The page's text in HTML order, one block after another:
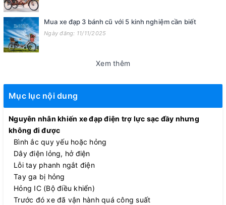
Mua xe đạp 3 bánh cũ với 5 kinh nghiệm cần biết
Ngày đăng: 11/11/2025
Xem thêm
Mục lục nội dung
Nguyên nhân khiến xe đạp điện trợ lực sạc đầy nhưng
không đi được
Bình ắc quy yếu hoặc hỏng
Dây điện lỏng, hở điện
Lỗi tay phanh ngắt điện
Tay ga bị hỏng
Hỏng IC (Bộ điều khiển)
Trước đó xe đã vận hành quá công suất